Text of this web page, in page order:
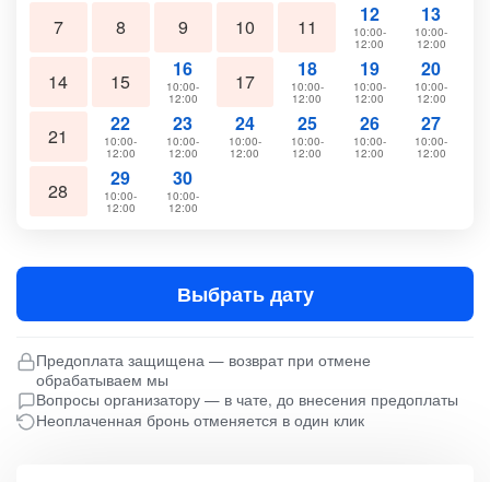
7 8 9 10 11
12
10:00-
12:00
13
10:00-
12:00
14 15
16
10:00-
12:00
17
18
10:00-
12:00
19
10:00-
12:00
20
10:00-
12:00
21
22
10:00-
12:00
23
10:00-
12:00
24
10:00-
12:00
25
10:00-
12:00
26
10:00-
12:00
27
10:00-
12:00
28
29
10:00-
12:00
30
10:00-
12:00
Выбрать дату
Предоплата защищена — возврат при отмене
обрабатываем мы
Вопросы организатору — в чате, до внесения предоплаты
Неоплаченная бронь отменяется в один клик